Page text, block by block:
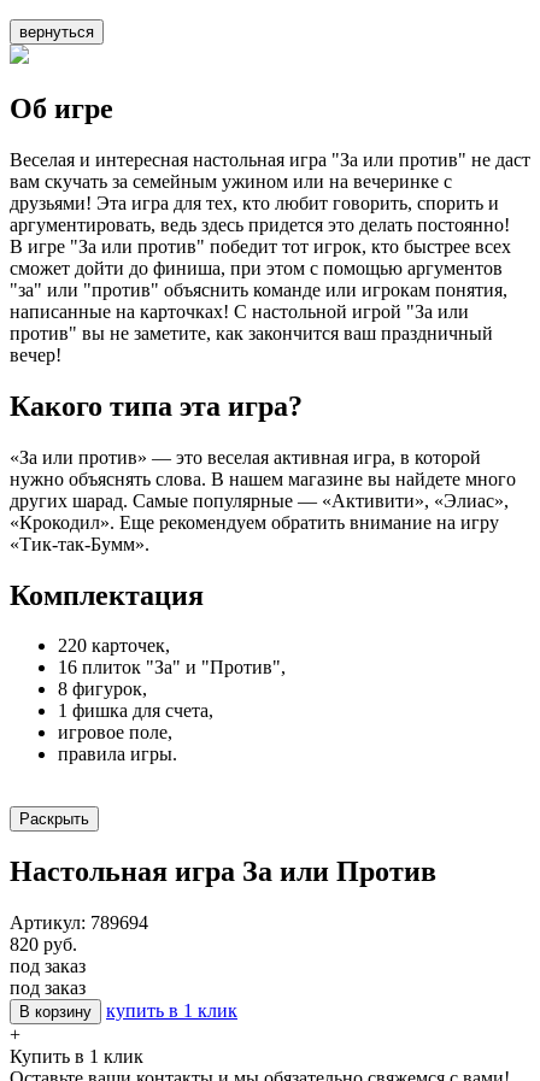
вернуться
Об игре
Веселая и интересная настольная игра "За или против" не даст
вам скучать за семейным ужином или на вечеринке с
друзьями! Эта игра для тех, кто любит говорить, спорить и
аргументировать, ведь здесь придется это делать постоянно!
В игре "За или против" победит тот игрок, кто быстрее всех
сможет дойти до финиша, при этом с помощью аргументов
"за" или "против" объяснить команде или игрокам понятия,
написанные на карточках! С настольной игрой "За или
против" вы не заметите, как закончится ваш праздничный
вечер!
Какого типа эта игра?
«За или против» — это веселая активная игра, в которой
нужно объяснять слова. В нашем магазине вы найдете много
других шарад. Самые популярные — «Активити», «Элиас»,
«Крокодил». Еще рекомендуем обратить внимание на игру
«Тик-так-Бумм».
Комплектация
220 карточек,
16 плиток "За" и "Против",
8 фигурок,
1 фишка для счета,
игровое поле,
правила игры.
Раскрыть
Настольная игра За или Против
Артикул: 789694
820 руб.
под заказ
под заказ
В корзину
купить в 1 клик
+
Купить в 1 клик